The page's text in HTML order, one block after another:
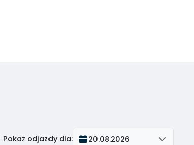
Pokaż odjazdy dla: 20.08.2026